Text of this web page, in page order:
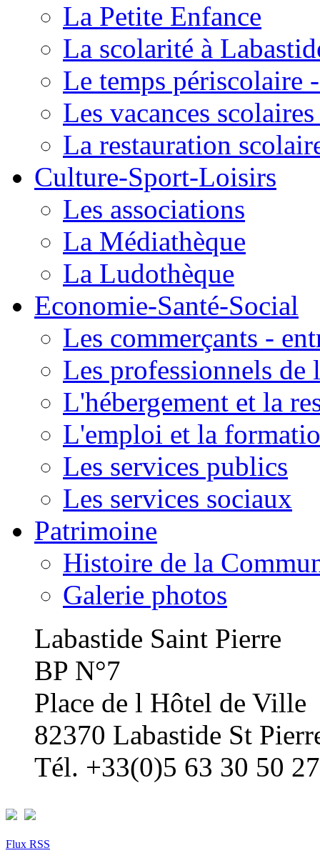
La Petite Enfance
La scolarité à
Le temps périscolaire
Les vacances
La restauration
Culture-Sport-Loisirs
Les associations
La Médiathèque
La Ludothèque
Economie-Santé-Social
Les commerçants -
Les professionnels de
L'hébergement et la
L'emploi et la
Les services publics
Les services sociaux
Patrimoine
Histoire de la
Galerie photos
Labastide Saint Pierre
BP N°7
Place de l Hôtel de Ville
82370 Labastide St
Tél. +33(0)5 63 30 50 27
Flux RSS